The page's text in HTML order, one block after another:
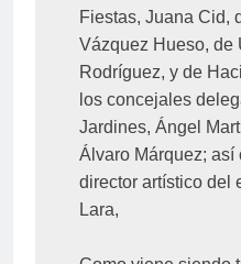
Fiestas, Juana Cid,
Vázquez Hueso, de
Rodríguez, y de
los concejales
Jardines, Ángel
Álvaro Márquez; así
director artístico del
Lara,